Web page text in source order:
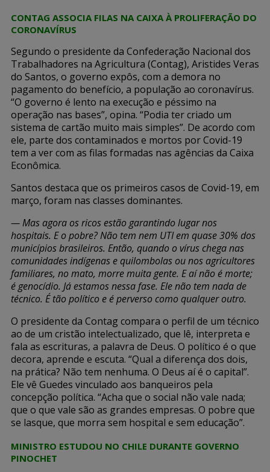
CONTAG ASSOCIA FILAS NA CAIXA À PROLIFERAÇÃO DO
CORONAVÍRUS
Segundo o presidente da Confederação Nacional dos
Trabalhadores na Agricultura (Contag), Aristides Veras
do Santos, o governo expôs, com a demora no
pagamento do benefício, a população ao coronavírus.
“O governo é lento na execução e péssimo na
operação nas bases”, opina. “Podia ter criado um
sistema de cartão muito mais simples”. De acordo com
ele, parte dos contaminados e mortos por Covid-19
tem a ver com as filas formadas nas agências da Caixa
Econômica.
Santos destaca que os primeiros casos de Covid-19, em
março, foram nas classes dominantes.
— Mas agora os ricos estão garantindo lugar nos
hospitais. E o pobre? Não tem nem UTI em quase 30% dos
municípios brasileiros. Então, quando o vírus chega nas
comunidades indígenas e quilombolas ou nos agricultores
familiares, no mato, morre muita gente. E aí não é morte;
é genocídio. Já estamos nessa fase. Ele não tem nada de
técnico. É tão político e é perverso como qualquer outro.
O presidente da Contag compara o perfil de um técnico
ao de um cristão intelectualizado, que lê, interpreta e
fala as escrituras, a palavra de Deus. O político é o que
decora, aprende e escuta. “Qual a diferença dos dois,
na prática? Não tem nenhuma. O Deus aí é o capital”.
Ele vê Guedes vinculado aos banqueiros pela
concepção política. “Acha que o social não vale nada;
que o que vale são as grandes empresas. O pobre que
se lasque, que morra sem hospital e sem educação”.
MINISTRO ESTUDOU NO CHILE DURANTE GOVERNO
PINOCHET